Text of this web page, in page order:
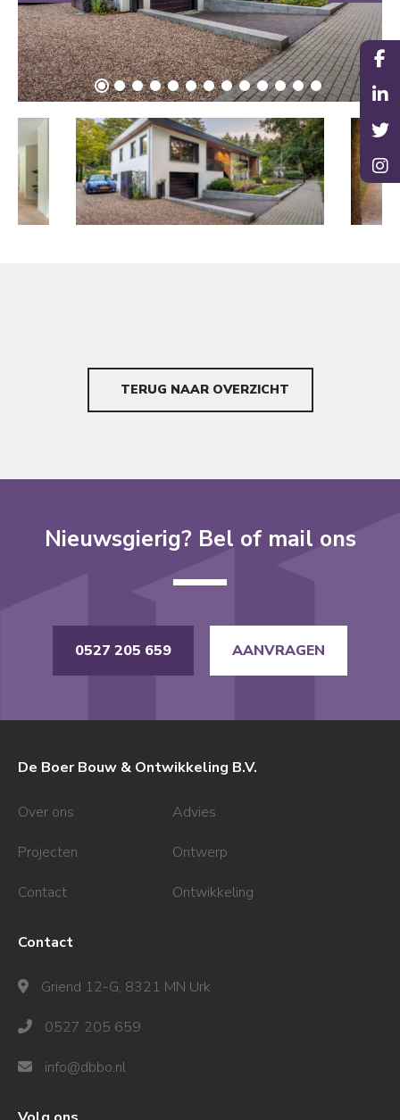
TERUG NAAR OVERZICHT
Nieuwsgierig? Bel of mail ons
0527 205 659 AANVRAGEN
De Boer Bouw & Ontwikkeling B.V.
Over ons Advies
Projecten Ontwerp
Contact Ontwikkeling
Contact
Griend 12-G, 8321 MN Urk
0527 205 659
info@dbbo.nl